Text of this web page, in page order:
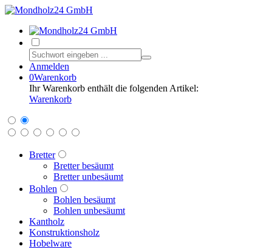
Anmelden
0Warenkorb
Ihr Warenkorb enthält die folgenden Artikel:
Warenkorb
Bretter
Bretter besäumt
Bretter unbesäumt
Bohlen
Bohlen besäumt
Bohlen unbesäumt
Kantholz
Konstruktionsholz
Hobelware